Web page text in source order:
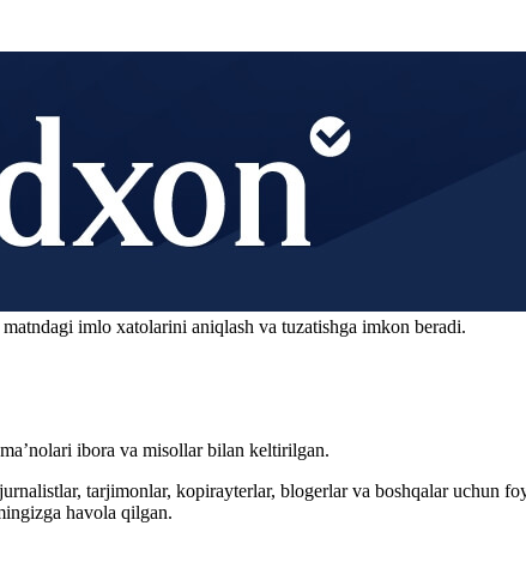
imlo xatolarini aniqlash va tuzatishga imkon beradi.
ibora va misollar bilan keltirilgan.
tarjimonlar, kopirayterlar, blogerlar va boshqalar uchun
havola qilgan.